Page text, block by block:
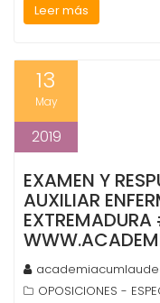
Leer más
13
May
2019
EXAMEN Y
AUXILIAR
OPOSICIONES -